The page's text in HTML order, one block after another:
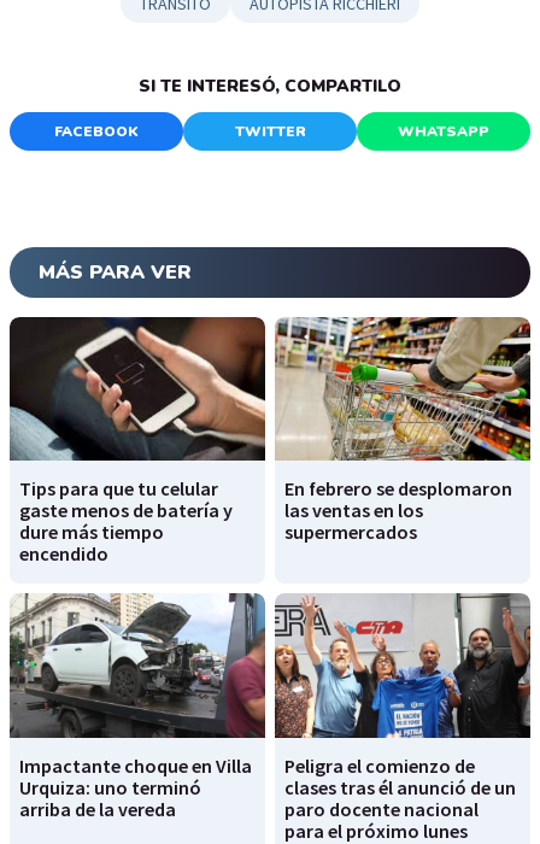
SI TE INTERESÓ, COMPARTILO
FACEBOOK TWITTER WHATSAPP
MÁS PARA VER
Tips para que tu celular
gaste menos de batería y
dure más tiempo
encendido
En febrero se desplomaron
las ventas en los
supermercados
Impactante choque en Villa
Urquiza: uno terminó
arriba de la vereda
Peligra el comienzo de
clases tras él anunció de un
paro docente nacional
para el próximo lunes